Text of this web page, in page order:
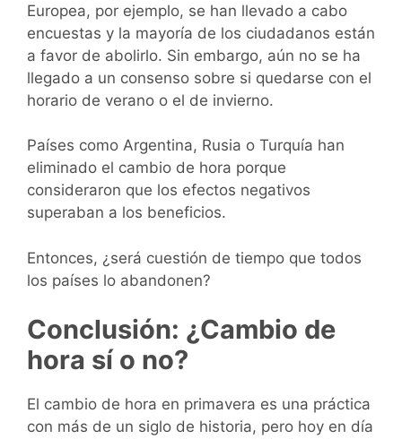
Europea, por ejemplo, se han llevado a cabo
encuestas y la mayoría de los ciudadanos están
a favor de abolirlo. Sin embargo, aún no se ha
llegado a un consenso sobre si quedarse con el
horario de verano o el de invierno.
Países como Argentina, Rusia o Turquía han
eliminado el cambio de hora porque
consideraron que los efectos negativos
superaban a los beneficios.
Entonces, ¿será cuestión de tiempo que todos
los países lo abandonen?
Conclusión: ¿Cambio de
hora sí o no?
El cambio de hora en primavera es una práctica
con más de un siglo de historia, pero hoy en día